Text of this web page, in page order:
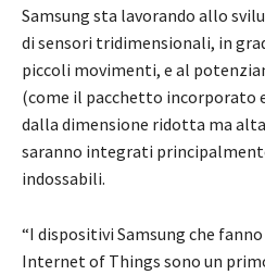
Samsung sta lavorando allo
di sensori tridimensionali, in
piccoli movimenti, e al
(come il pacchetto incorporato
dalla dimensione ridotta ma
saranno integrati
indossabili.
“I dispositivi Samsung che
Internet of Things sono un